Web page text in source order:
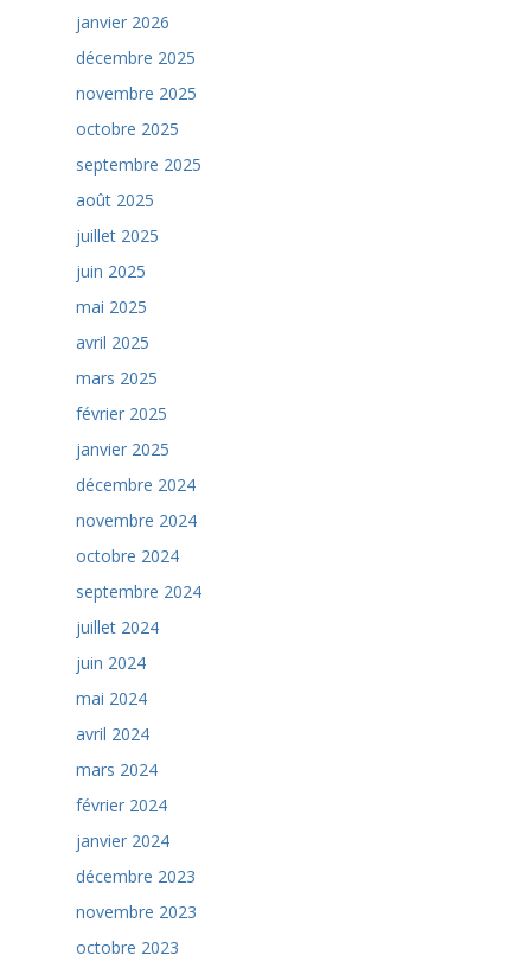
janvier 2026
décembre 2025
novembre 2025
octobre 2025
septembre 2025
août 2025
juillet 2025
juin 2025
mai 2025
avril 2025
mars 2025
février 2025
janvier 2025
décembre 2024
novembre 2024
octobre 2024
septembre 2024
juillet 2024
juin 2024
mai 2024
avril 2024
mars 2024
février 2024
janvier 2024
décembre 2023
novembre 2023
octobre 2023